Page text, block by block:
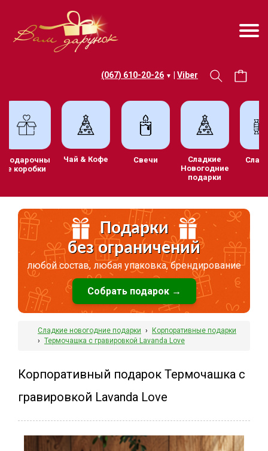
(067) 610-20-26 ▼ Viber
Подарочны
е коробки
Чай & Кофе Свечи
Сладкие
Новогодние
подарки
Подарки
без ограничений
любой состав, любая упаковка, брендирование
Собрать подарок →
Сладкие новогодние подарки › Корпоративные подарки
› Термочашка с гравировкой Lavanda Love
Корпоративный подарок Термочашка с
гравировкой Lavanda Love